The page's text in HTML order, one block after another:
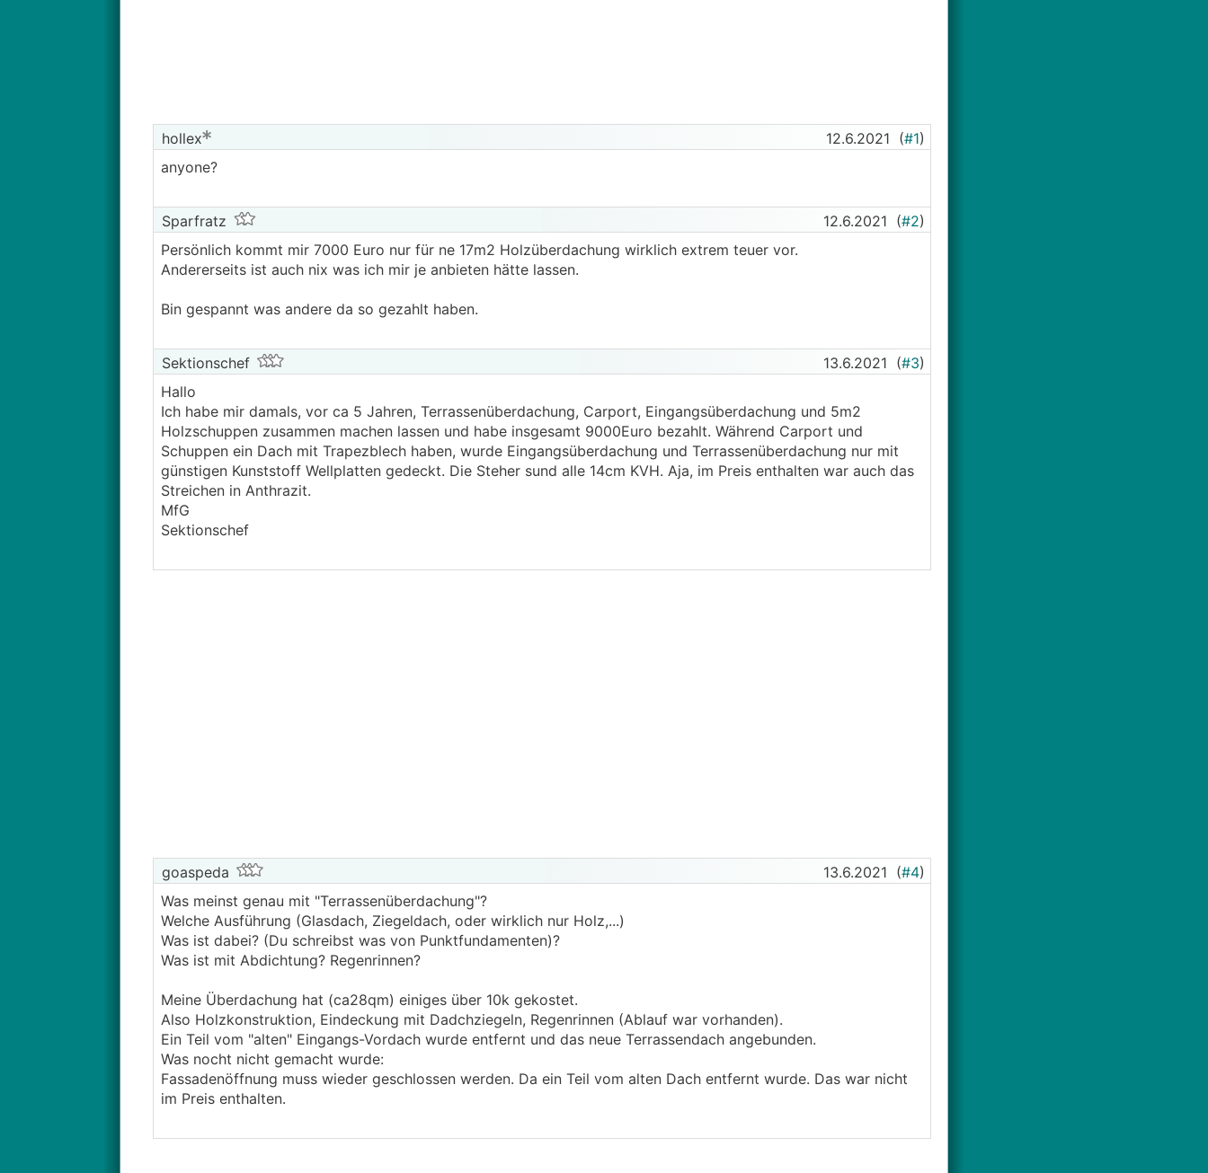
hollex 12.6.2021 (#1)
anyone?
Sparfratz 12.6.2021 (#2)
Persönlich kommt mir 7000 Euro nur für ne 17m2 Holzüberdachung wirklich extrem teuer vor.
Andererseits ist auch nix was ich mir je anbieten hätte lassen.
Bin gespannt was andere da so gezahlt haben.
Sektionschef 13.6.2021 (#3)
Hallo
Ich habe mir damals, vor ca 5 Jahren, Terrassenüberdachung, Carport, Eingangsüberdachung und 5m2
Holzschuppen zusammen machen lassen und habe insgesamt 9000Euro bezahlt. Während Carport und
Schuppen ein Dach mit Trapezblech haben, wurde Eingangsüberdachung und Terrassenüberdachung nur mit
günstigen Kunststoff Wellplatten gedeckt. Die Steher sund alle 14cm KVH. Aja, im Preis enthalten war auch das
Streichen in Anthrazit.
MfG
Sektionschef
goaspeda 13.6.2021 (#4)
Was meinst genau mit "Terrassenüberdachung"?
Welche Ausführung (Glasdach, Ziegeldach, oder wirklich nur Holz,...)
Was ist dabei? (Du schreibst was von Punktfundamenten)?
Was ist mit Abdichtung? Regenrinnen?
Meine Überdachung hat (ca28qm) einiges über 10k gekostet.
Also Holzkonstruktion, Eindeckung mit Dadchziegeln, Regenrinnen (Ablauf war vorhanden).
Ein Teil vom "alten" Eingangs-Vordach wurde entfernt und das neue Terrassendach angebunden.
Was nocht nicht gemacht wurde:
Fassadenöffnung muss wieder geschlossen werden. Da ein Teil vom alten Dach entfernt wurde. Das war nicht
im Preis enthalten.